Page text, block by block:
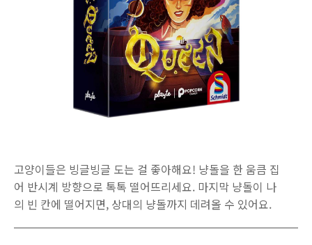
고양이들은 빙글빙글 도는 걸 좋아해요! 냥돌을 한 움큼 집
어 반시계 방향으로 톡톡 떨어뜨리세요. 마지막 냥돌이 나
의 빈 칸에 떨어지면, 상대의 냥돌까지 데려올 수 있어요.